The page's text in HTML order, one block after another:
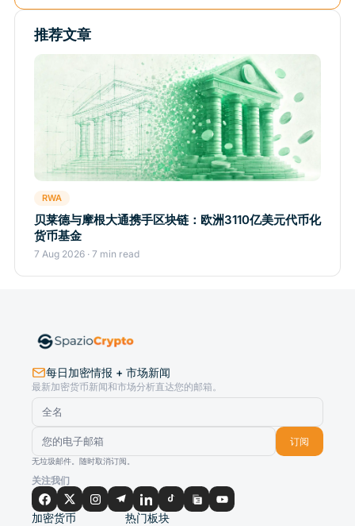
推荐文章
RWA
贝莱德与摩根大通携手区块链：欧洲3110亿美元代币化
货币基金
7 Aug 2026 · 7 min read
每日加密情报 + 市场新闻
最新加密货币新闻和市场分析直达您的邮箱。
订阅
无垃圾邮件。随时取消订阅。
关注我们
加密货币 热门板块